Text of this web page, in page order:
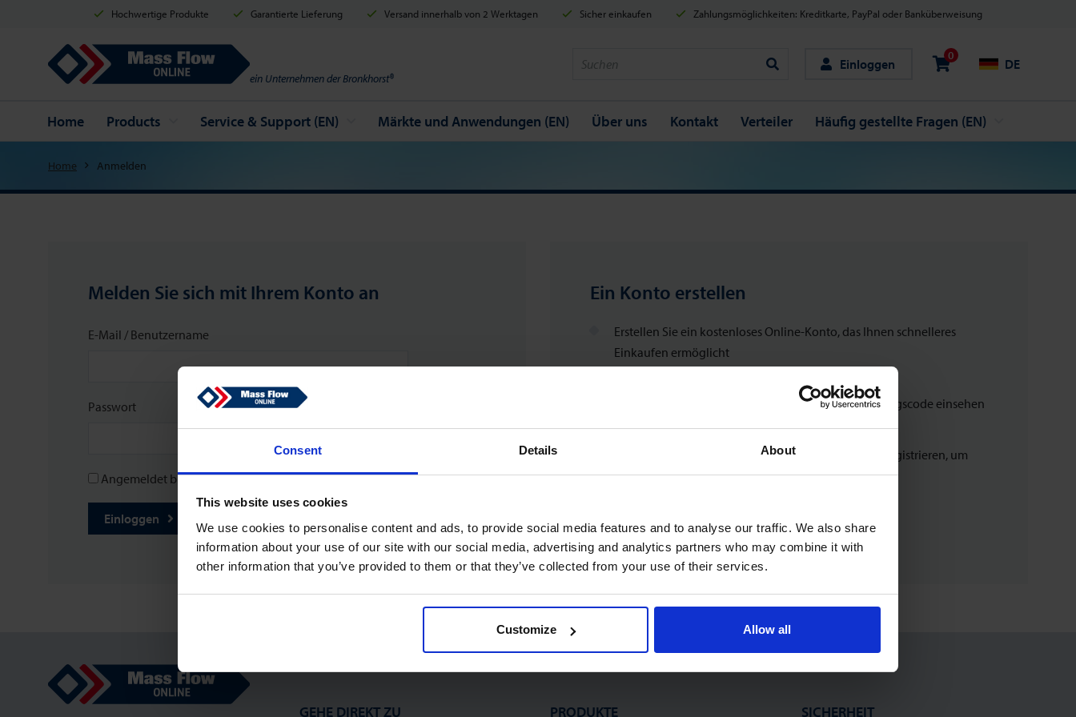
Consent Details About
This website uses cookies
We use cookies to personalise content and ads, to provide social media features and to analyse our traffic. We also share
information about your use of our site with our social media, advertising and analytics partners who may combine it with
other information that you’ve provided to them or that they’ve collected from your use of their services.
Customize Allow all
Hochwertige Produkte Garantierte Lieferung Versand innerhalb von 2 Werktagen Sicher einkaufen Zahlungsmöglichkeiten: Kreditkarte, PayPal oder Banküberweisung
Mass Flow Online
ein Unternehmen der Bronkhorst® Suche
Einloggen
0
DE
Home Products Service & Support (EN) Märkte und Anwendungen (EN) Über uns Kontakt Verteiler Häufig gestellte Fragen (EN)
Home Anmelden
Melden Sie sich mit Ihrem Konto an
E-Mail / Benutzername
Passwort
Angemeldet bleiben
Einloggen
Ein Konto erstellen
Erstellen Sie ein kostenloses Online-Konto, das Ihnen schnelleres
Einkaufen ermöglicht
Rechnungen herunterladen und Sendungsverfolgungscode einsehen
Überprüfen Sie Ihre vorherigen Bestellungen
Benutzer Ihres ‘alten’ Webshops müssen sich erneut registrieren, um
eine Bestellung aufzugeben
Registrieren
Mass Flow Online
GEHE DIREKT ZU PRODUKTE SICHERHEIT